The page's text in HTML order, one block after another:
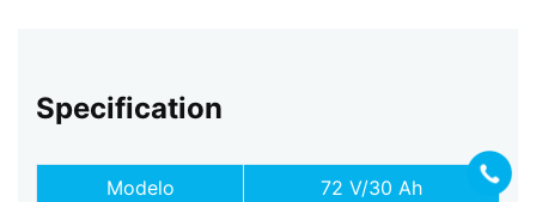
Specification
Modelo
72 V/30 Ah